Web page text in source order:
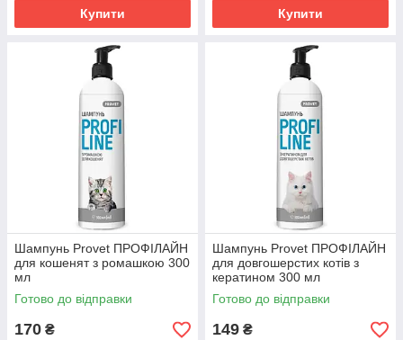
Купити Купити
Шампунь Provet ПРОФІЛАЙН
для кошенят з ромашкою 300
мл
Готово до відправки
170 ₴
Шампунь Provet ПРОФІЛАЙН
для довгошерстих котів з
кератином 300 мл
Готово до відправки
149 ₴